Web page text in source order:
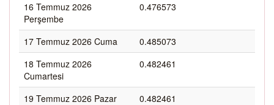
16 Temmuz 2026
Perşembe
0.476573
17 Temmuz 2026 Cuma
0.485073
18 Temmuz 2026
Cumartesi
0.482461
19 Temmuz 2026 Pazar
0.482461